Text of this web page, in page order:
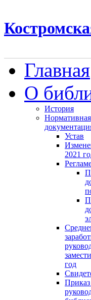
Главная
О
История
Нормативная
Устав
2021
год
Приказ